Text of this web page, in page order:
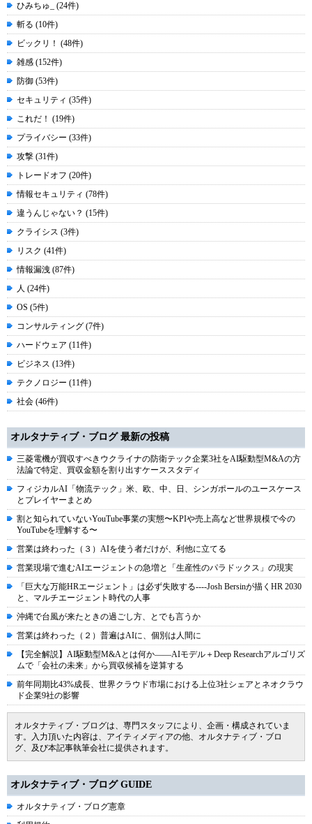
ひみちゅ_ (24件)
斬る (10件)
ビックリ！ (48件)
雑感 (152件)
防御 (53件)
セキュリティ (35件)
これだ！ (19件)
プライバシー (33件)
攻撃 (31件)
トレードオフ (20件)
情報セキュリティ (78件)
違うんじゃない？ (15件)
クライシス (3件)
リスク (41件)
情報漏洩 (87件)
人 (24件)
OS (5件)
コンサルティング (7件)
ハードウェア (11件)
ビジネス (13件)
テクノロジー (11件)
社会 (46件)
オルタナティブ・ブログ 最新の投稿
三菱電機が買収すべきウクライナの防衛テック企業3社をAI駆動型M&Aの方
法論で特定、買収金額を割り出すケーススタディ
フィジカルAI「物流テック」米、欧、中、日、シンガポールのユースケース
とプレイヤーまとめ
割と知られていないYouTube事業の実態〜KPIや売上高など世界規模で今の
YouTubeを理解する〜
営業は終わった（３）AIを使う者だけが、利他に立てる
営業現場で進むAIエージェントの急増と「生産性のパラドックス」の現実
「巨大な万能HRエージェント」は必ず失敗する----Josh Bersinが描くHR 2030
と、マルチエージェント時代の人事
沖縄で台風が来たときの過ごし方、とでも言うか
営業は終わった（２）普遍はAIに、個別は人間に
【完全解説】AI駆動型M&Aとは何か――AIモデル＋Deep Researchアルゴリズ
ムで「会社の未来」から買収候補を逆算する
前年同期比43%成長、世界クラウド市場における上位3社シェアとネオクラウ
ド企業9社の影響
オルタナティブ・ブログは、専門スタッフにより、企画・構成されていま
す。入力頂いた内容は、アイティメディアの他、オルタナティブ・ブロ
グ、及び本記事執筆会社に提供されます。
オルタナティブ・ブログ GUIDE
オルタナティブ・ブログ憲章